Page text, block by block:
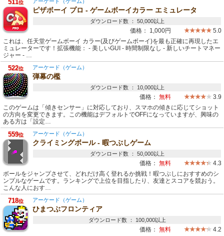
511位
ピザボーイ プロ - ゲームボーイカラー エミュレータ
ダウンロード数 ： 50,000以上
価格： 1,000円
5.0
これは、任天堂ゲームボーイ カラー(及びゲームボーイ)を最も正確に再現したエ
ミュレーターです！拡張機能： - 美しいGUI - 時間制限なし - 新しいチートマネー
ジャー - …
522位 アーケード（ゲーム）
弾幕の檻
ダウンロード数 ： 10,000以上
価格： 無料
3.9
このゲームは「傾きセンサー」に対応しており、スマホの傾きに応じてショット
の方向を変更できます。この機能はデフォルトでOFFになっていますが、興味の
ある方は「設定…
559位 アーケード（ゲーム）
クライミングボール - 暇つぶしゲーム
ダウンロード数 ： 50,000以上
価格： 無料
4.3
ボールをジャンプさせて、どれだけ高く登れるか挑戦！暇つぶしにおすすめのシ
ンプルなゲームです。ランキングで上位を目指したり、友達とスコアを競おう。
こんな人におす…
718位 アーケード（ゲーム）
ひまつぶフロンティア
ダウンロード数 ： 100,000以上
価格： 無料
4.2